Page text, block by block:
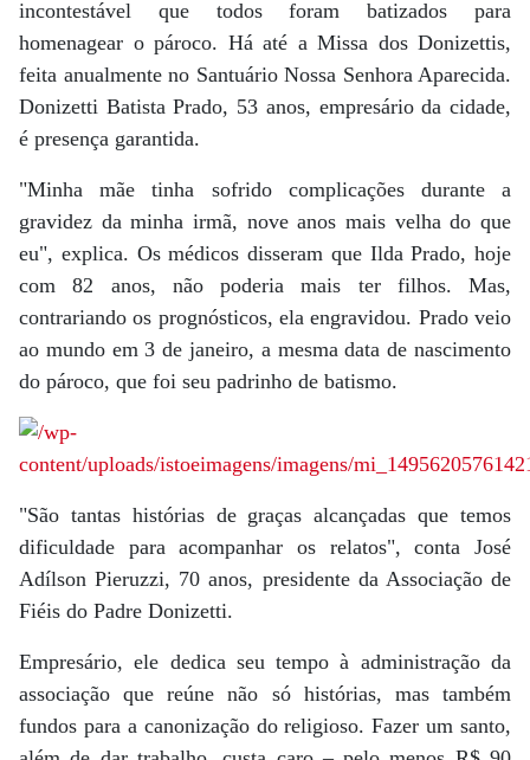
incontestável que todos foram batizados para
homenagear o pároco. Há até a Missa dos Donizettis,
feita anualmente no Santuário Nossa Senhora Aparecida.
Donizetti Batista Prado, 53 anos, empresário da cidade,
é presença garantida.
"Minha mãe tinha sofrido complicações durante a
gravidez da minha irmã, nove anos mais velha do que
eu", explica. Os médicos disseram que Ilda Prado, hoje
com 82 anos, não poderia mais ter filhos. Mas,
contrariando os prognósticos, ela engravidou. Prado veio
ao mundo em 3 de janeiro, a mesma data de nascimento
do pároco, que foi seu padrinho de batismo.
"São tantas histórias de graças alcançadas que temos
dificuldade para acompanhar os relatos", conta José
Adílson Pieruzzi, 70 anos, presidente da Associação de
Fiéis do Padre Donizetti.
Empresário, ele dedica seu tempo à administração da
associação que reúne não só histórias, mas também
fundos para a canonização do religioso. Fazer um santo,